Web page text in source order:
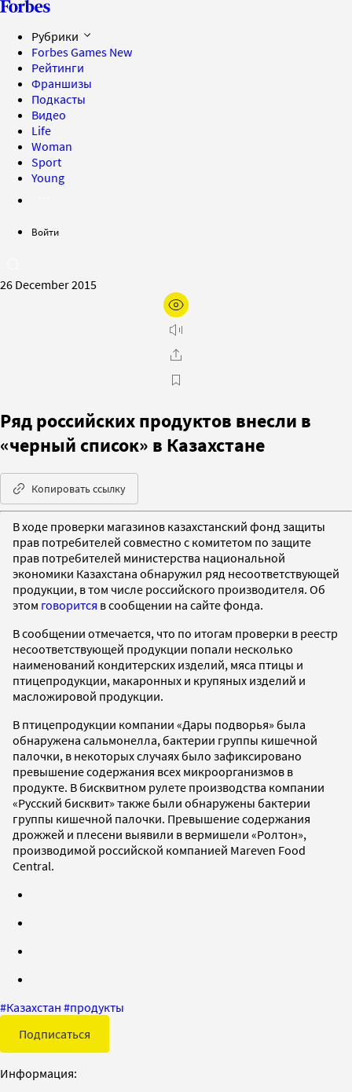
Рубрики
Forbes Games New
Рейтинги
Франшизы
Подкасты
Видео
Life
Woman
Sport
Young
Войти
26 December 2015
Ряд российских продуктов внесли в
«черный список» в Казахстане
Копировать ссылку
В ходе проверки магазинов казахстанский фонд защиты
прав потребителей совместно с комитетом по защите
прав потребителей министерства национальной
экономики Казахстана обнаружил ряд несоответствующей
продукции, в том числе российского производителя. Об
этом говорится в сообщении на сайте фонда.
В сообщении отмечается, что по итогам проверки в реестр
несоответствующей продукции попали несколько
наименований кондитерских изделий, мяса птицы и
птицепродукции, макаронных и крупяных изделий и
масложировой продукции.
В птицепродукции компании «Дары подворья» была
обнаружена сальмонелла, бактерии группы кишечной
палочки, в некоторых случаях было зафиксировано
превышение содержания всех микроорганизмов в
продукте. В бисквитном рулете производства компании
«Русский бисквит» также были обнаружены бактерии
группы кишечной палочки. Превышение содержания
дрожжей и плесени выявили в вермишели «Ролтон»,
производимой российской компанией Mareven Food
Central.
#Казахстан #продукты
Подписаться
Информация: